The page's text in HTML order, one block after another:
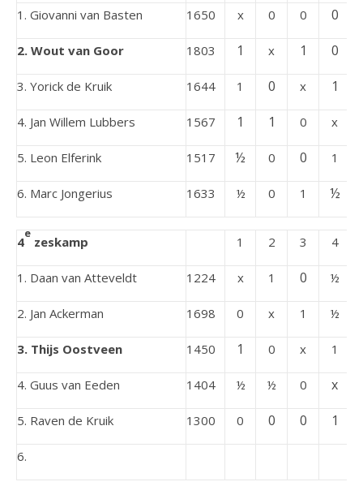
1. Giovanni van Basten 1650 x 0 0 0
2. Wout van Goor 1803 1 x 1 0
3. Yorick de Kruik 1644 1 0 x 1
4. Jan Willem Lubbers 1567 1 1 0 x
5. Leon Elferink 1517 ½ 0 0 1
6. Marc Jongerius 1633 ½ 0 1 ½
4
e
zeskamp 1 2 3 4
1. Daan van Atteveldt 1224 x 1 0 ½
2. Jan Ackerman 1698 0 x 1 ½
3. Thijs Oostveen 1450 1 0 x 1
4. Guus van Eeden 1404 ½ ½ 0 x
5. Raven de Kruik 1300 0 0 0 1
6.